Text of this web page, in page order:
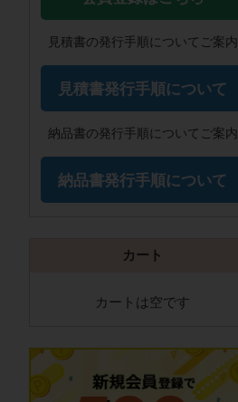
見積書の発行手順についてご案内
見積書発行手順について
納品書の発行手順についてご案内
納品書発行手順について
カート
カートは空です